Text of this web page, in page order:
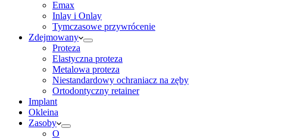
Emax
Inlay i Onlay
Tymczasowe przywrócenie
Zdejmowany
Proteza
Elastyczna proteza
Metalowa proteza
Niestandardowy ochraniacz na zęby
Ortodontyczny retainer
Implant
Okleina
Zasoby
O